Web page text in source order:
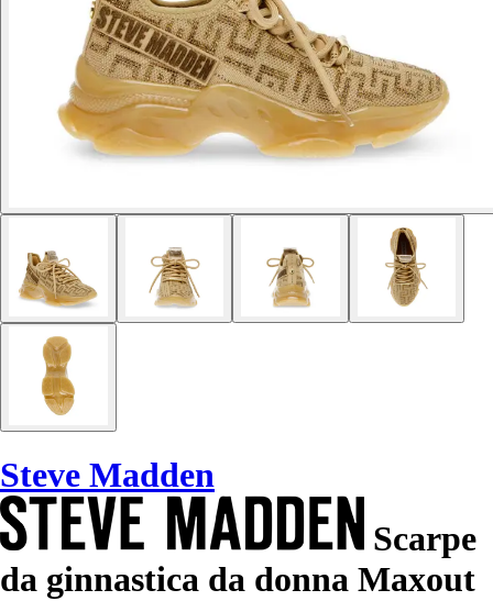
Steve Madden
Scarpe
da ginnastica da donna Maxout